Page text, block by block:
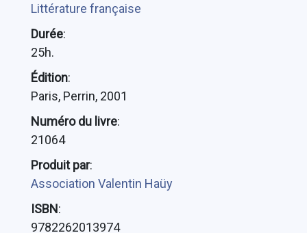
Littérature française
Durée:
25h.
Édition:
Paris, Perrin, 2001
Numéro du livre:
21064
Produit par:
Association Valentin Haüy
ISBN:
9782262013974